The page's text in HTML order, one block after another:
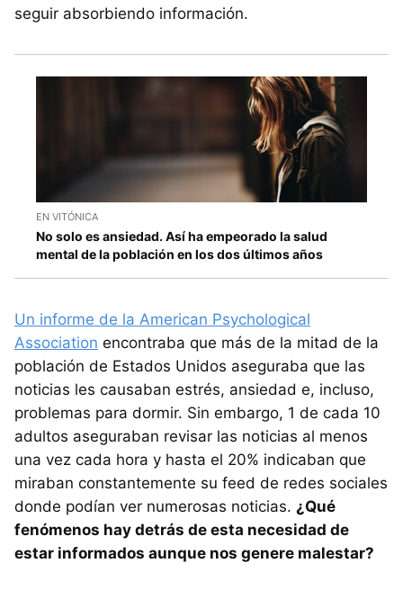
seguir absorbiendo información.
EN VITÓNICA
No solo es ansiedad. Así ha empeorado la salud
mental de la población en los dos últimos años
Un informe de la American Psychological
Association encontraba que más de la mitad de la
población de Estados Unidos aseguraba que las
noticias les causaban estrés, ansiedad e, incluso,
problemas para dormir. Sin embargo, 1 de cada 10
adultos aseguraban revisar las noticias al menos
una vez cada hora y hasta el 20% indicaban que
miraban constantemente su feed de redes sociales
donde podían ver numerosas noticias. ¿Qué
fenómenos hay detrás de esta necesidad de
estar informados aunque nos genere malestar?